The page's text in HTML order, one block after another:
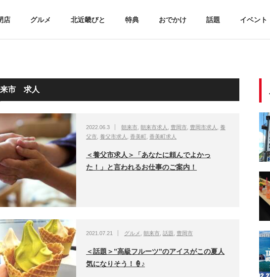
店 グルメ 北近畿びと 特典 おでかけ 話題 イベント
市 求人
2022.06.3 朝来市 朝来市求人 豊岡市 豊岡市求人
養
父市 養父市求人 香美町 香美町求人
＜養父市求人＞「あなたに頼んでよかっ
た！」と言われるお仕事のご案内！
2021.07.21 グルメ 朝来市 話題 豊岡市
＜話題＞”高級フルーツ”のアイスがこの夏人
気になりそう！🍦♪